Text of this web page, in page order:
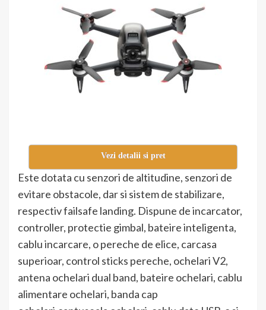
Vezi detalii si pret
Este dotata cu senzori de altitudine, senzori de
evitare obstacole, dar si sistem de stabilizare,
respectiv failsafe landing. Dispune de incarcator,
controller, protectie gimbal, bateire inteligenta,
cablu incarcare, o pereche de elice, carcasa
superioar, control sticks pereche, ochelari V2,
antena ochelari dual band, bateire ochelari, cablu
alimentare ochelari, banda cap